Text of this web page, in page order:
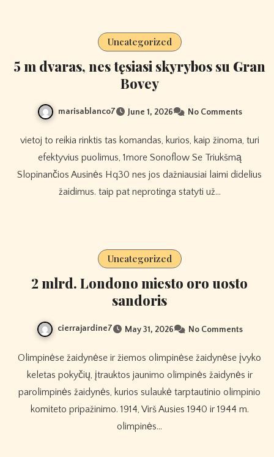
Uncategorized
5 m dvaras, nes tęsiasi skyrybos su Gran
Bovey
marisablanco7 June 1, 2026 No Comments
vietoj to reikia rinktis tas komandas, kurios, kaip žinoma, turi
efektyvius puolimus, 1more Sonoflow Se Triukšmą
Slopinančios Ausinės Hq30 nes jos dažniausiai laimi didelius
žaidimus. taip pat neprotinga statyti už…
Uncategorized
2 mlrd. Londono miesto oro uosto
sandoris
cierrajardine7 May 31, 2026 No Comments
Olimpinėse žaidynėse ir žiemos olimpinėse žaidynėse įvyko
keletas pokyčių, įtrauktos jaunimo olimpinės žaidynės ir
parolimpinės žaidynės, kurios sulaukė tarptautinio olimpinio
komiteto pripažinimo. 1914, Virš Ausies 1940 ir 1944 m.
olimpinės…